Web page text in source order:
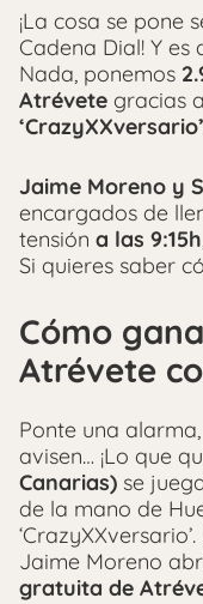
¡La cosa se pone
Cadena Dial! Y es
Nada, ponemos
Atrévete gracias a
Jaime Moreno y
encargados de
tensión a las 9:15h
Si quieres saber
Cómo
Atrévete
Ponte una
avisen… ¡Lo que
Canarias) se
de la mano de
Jaime Moreno
gratuita de